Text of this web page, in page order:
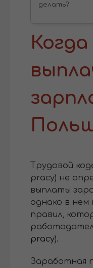
делать?
Когда
Трудовой
pracy) не
выплаты
однако в нем
правил,
pracy).
Заработная